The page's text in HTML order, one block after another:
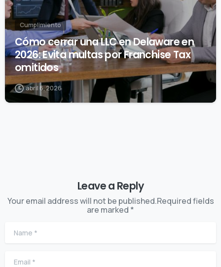
Cumplimiento
Cómo cerrar una LLC en Delaware en
2026: Evita multas por Franchise Tax
omitidos
abril 6, 2026
Leave a Reply
Your email address will not be published.Required fields
are marked *